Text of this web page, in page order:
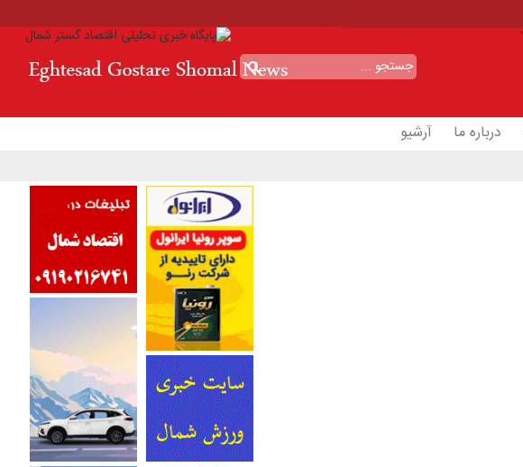
درباره ما آرشیو